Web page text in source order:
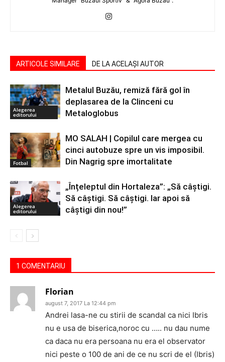
ARTICOLE SIMILARE DE LA ACELAȘI AUTOR
Alegerea
editorului
Metalul Buzău, remiză fără gol în
deplasarea de la Clinceni cu
Metaloglobus
Fotbal
MO SALAH | Copilul care mergea cu
cinci autobuze spre un vis imposibil.
Din Nagrig spre imortalitate
Alegerea
editorului
„Înțeleptul din Hortaleza”: „Să câștigi.
Să câștigi. Să câștigi. Iar apoi să
câștigi din nou!”
1 COMENTARIU
Florian
august 7, 2017 La 12:44 pm
Andrei lasa-ne cu stirii de scandal ca nici Ibris
nu e usa de biserica,noroc cu ….. nu dau nume
ca daca nu era persoana nu era el observator
nici peste o 100 de ani de ce nu scri de el (Ibris)